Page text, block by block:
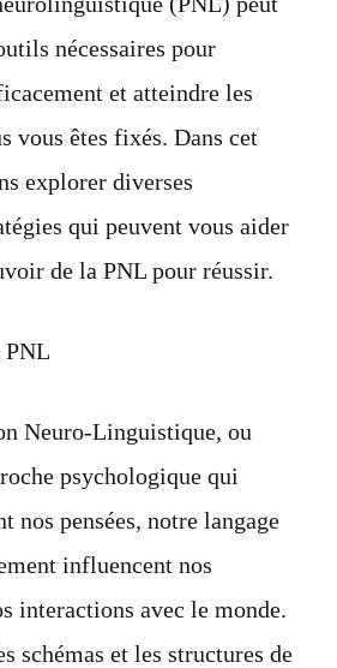
nécessaires pour
et atteindre les
vous êtes fixés. Dans cet
explorer diverses
qui peuvent vous aider
de la PNL pour réussir.
PNL
Neuro-Linguistique, ou
psychologique qui
nos pensées, notre langage
influencent nos
interactions avec le monde.
schémas et les structures de